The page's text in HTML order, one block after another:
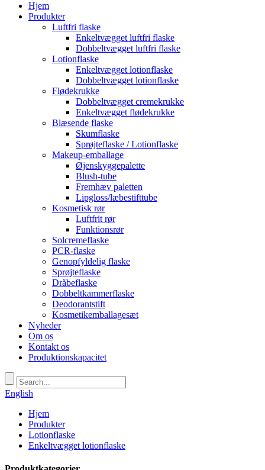
Hjem
Produkter
Luftfri flaske
Enkeltvægget luftfri flaske
Dobbeltvægget luftfri flaske
Lotionflaske
Enkeltvægget lotionflaske
Dobbeltvægget lotionflaske
Flødekrukke
Dobbeltvægget cremekrukke
Enkeltvægget flødekrukke
Blæsende flaske
Skumflaske
Sprøjteflaske / Lotionflaske
Makeup-emballage
Øjenskyggepalette
Blush-tube
Fremhæv paletten
Lipgloss/læbestifttube
Kosmetisk rør
Luftfrit rør
Funktionsrør
Solcremeflaske
PCR-flaske
Genopfyldelig flaske
Sprøjteflaske
Dråbeflaske
Dobbeltkammerflaske
Deodorantstift
Kosmetikemballagesæt
Nyheder
Om os
Kontakt os
Produktionskapacitet
English
Hjem
Produkter
Lotionflaske
Enkeltvægget lotionflaske